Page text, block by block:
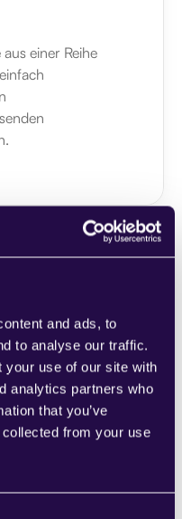
and ads, to
to analyse our traffic.
your use of our site with
analytics partners who
that you’ve
from your use
einer Reihe
einer Reihe